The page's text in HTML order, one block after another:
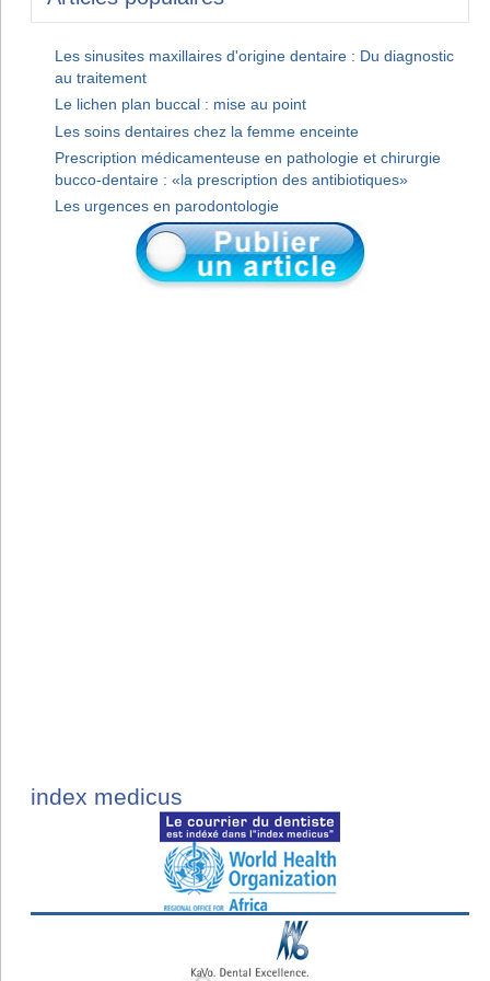
Les sinusites maxillaires d'origine dentaire : Du diagnostic
au traitement
Le lichen plan buccal : mise au point
Les soins dentaires chez la femme enceinte
Prescription médicamenteuse en pathologie et chirurgie
bucco-dentaire : «la prescription des antibiotiques»
Les urgences en parodontologie
index medicus